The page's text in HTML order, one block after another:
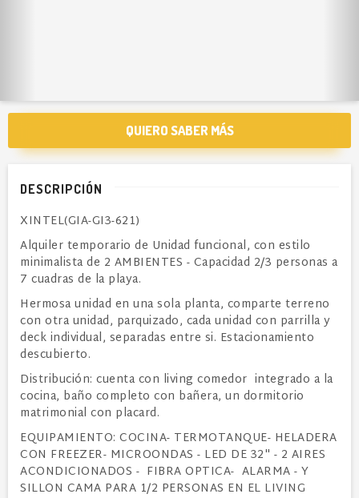
QUIERO SABER MÁS
DESCRIPCIÓN
XINTEL(GIA-GI3-621)
Alquiler temporario de Unidad funcional, con estilo
minimalista de 2 AMBIENTES - Capacidad 2/3 personas a
7 cuadras de la playa.
Hermosa unidad en una sola planta, comparte terreno
con otra unidad, parquizado, cada unidad con parrilla y
deck individual, separadas entre si. Estacionamiento
descubierto.
Distribución: cuenta con living comedor integrado a la
cocina, baño completo con bañera, un dormitorio
matrimonial con placard.
EQUIPAMIENTO: COCINA- TERMOTANQUE- HELADERA
CON FREEZER- MICROONDAS - LED DE 32" - 2 AIRES
ACONDICIONADOS - FIBRA OPTICA- ALARMA - Y
SILLON CAMA PARA 1/2 PERSONAS EN EL LIVING